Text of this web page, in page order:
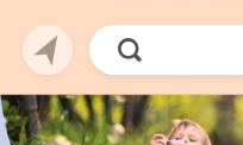
Chercher